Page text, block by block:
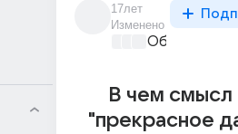
17лет
Изменено
В чем смысл
"прекрасное